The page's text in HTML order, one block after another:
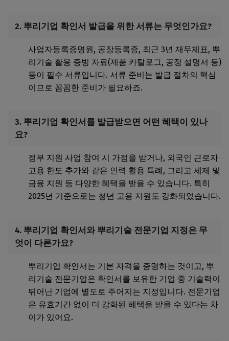
2. 뿌리기업 확인서 발급을 위한 서류는 무엇인가요?
사업자등록증명원, 공장등록증, 최근 3년 재무제표, 뿌
리기술 활용 증빙 자료(제품 카탈로그, 공정 설명서 등)
등이 필수 서류입니다. 서류 준비는 발급 절차의 핵심
이므로 꼼꼼한 준비가 필요하죠.
3. 뿌리기업 확인서를 발급받으면 어떤 혜택이 있나
요?
정부 지원 사업 참여 시 가점을 받거나, 외국인 근로자
고용 한도 추가와 같은 인력 활용 특례, 그리고 세제 및
금융 지원 등 다양한 혜택을 받을 수 있습니다. 특히
2025년 기준으로는 청년 고용 지원도 강화되었습니다.
4. 뿌리기업 확인서와 뿌리기술 전문기업 지정은 무
엇이 다른가요?
뿌리기업 확인서는 기본 자격을 증명하는 것이고, 뿌
리기술 전문기업은 확인서를 보유한 기업 중 기술력이
뛰어난 기업에 별도로 주어지는 지정입니다. 전문기업
은 유효기간 없이 더 강화된 혜택을 받을 수 있다는 차
이가 있어요.